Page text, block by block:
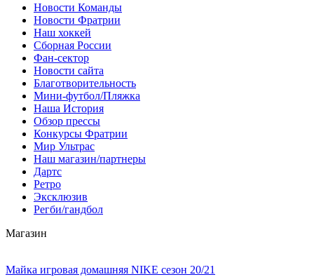
Новости Команды
Новости Фратрии
Наш хоккей
Сборная России
Фан-cектор
Новости сайта
Благотворительность
Мини-футбол/Пляжка
Наша История
Обзор прессы
Конкурсы Фратрии
Мир Ультрас
Наш магазин/партнеры
Дартс
Ретро
Эксклюзив
Регби/гандбол
Магазин
Майка игровая домашняя NIKE сезон 20/21